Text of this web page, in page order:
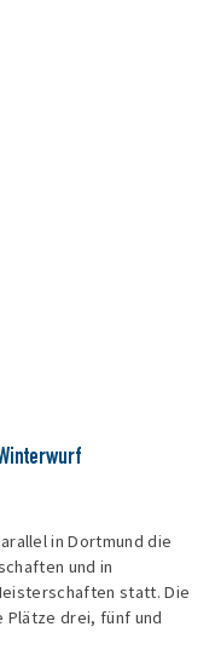
in Dortmund die
und in
statt. Die
Plätze drei, fünf und